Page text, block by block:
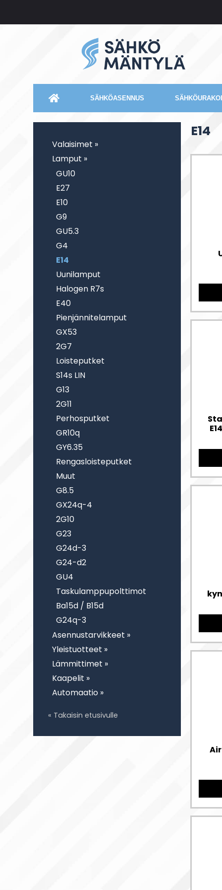
SÄHKÖASENNUS
Valaisimet »
Lamput »
GU10
E27
E10
G9
GU5.3
G4
E14
Uunilamput
Halogen R7s
E40
Pienjännitelamput
GX53
2G7
Loisteputket
S14s LIN
G13
2G11
Perhosputket
GR10q
GY6.35
Rengasloisteputket
Muut
G8.5
GX24q-4
2G10
G23
G24d-3
G24-d2
GU4
Taskulamppupolttimot
Ba15d / B15d
G24q-3
Asennustarvikkeet »
Yleistuotteet »
Lämmittimet »
Kaapelit »
Automaatio »
« Takaisin etusivulle
E14